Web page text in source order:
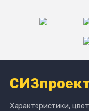
Характеристики,